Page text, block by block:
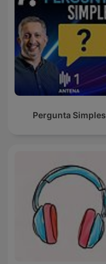
Pergunta Simples